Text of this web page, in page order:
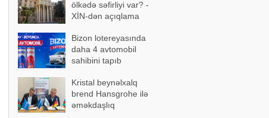
ölkədə səfirliyi var? -
XİN-dən açıqlama
Bizon lotereyasında
daha 4 avtomobil
sahibini tapıb
Kristal beynəlxalq
brend Hansgrohe ilə
əməkdaşlıq